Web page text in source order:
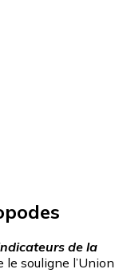
de la
le souligne l’Union